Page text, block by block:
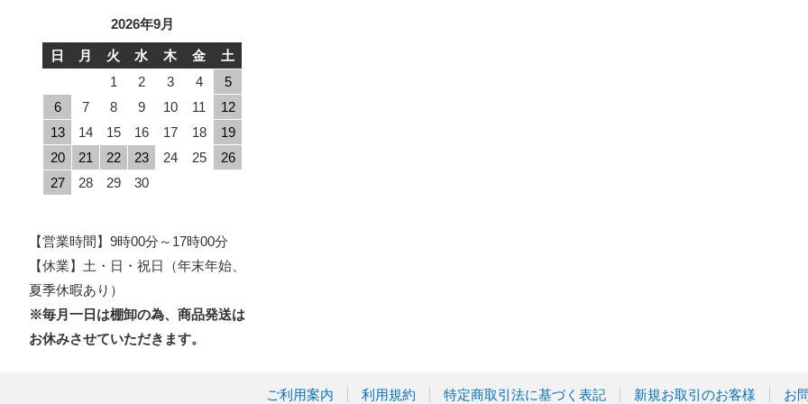
2026年9月
日 月 火 水 木 金
土
1
2 3 4
5
6
7 8 9 10 11
12
13
14 15 16 17 18
19
20
21 22 23 24 25
26
27
28 29 30
【営業時間】9時00分～17時00分
【休業】土・日・祝日（年末年始、
夏季休暇あり）
※毎月一日は棚卸の為、商品発送は
お休みさせていただきます。
ご利用案内 利用規約 特定商取引法に基づく表記 新規お取引のお客様 お